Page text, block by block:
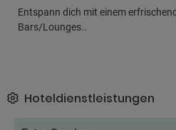
Entspann dich mit einem
Bars/Lounges..
Hoteldienstleistungen